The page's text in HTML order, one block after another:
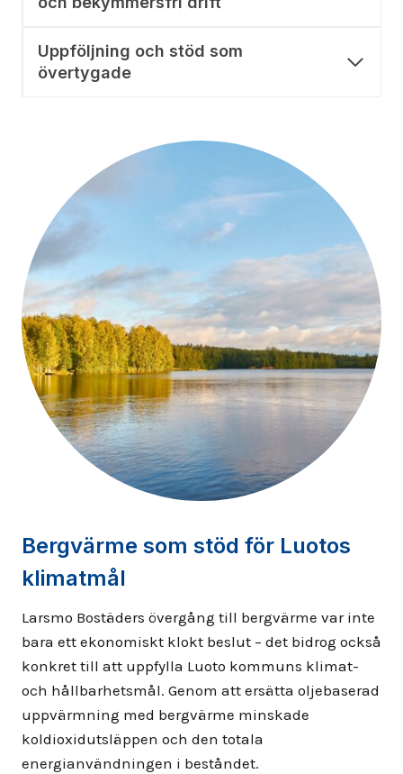
Uppföljning och stöd som
övertygade
Bergvärme som stöd för Luotos
klimatmål
Larsmo Bostäders övergång till bergvärme var inte
bara ett ekonomiskt klokt beslut – det bidrog också
konkret till att uppfylla Luoto kommuns klimat-
och hållbarhetsmål. Genom att ersätta oljebaserad
uppvärmning med bergvärme minskade
koldioxidutsläppen och den totala
energianvändningen i beståndet.